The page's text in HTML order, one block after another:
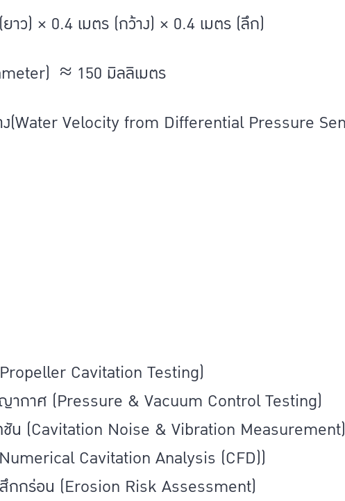
ว) × 0.4 เมตร (กว้าง) × 0.4 เมตร (ลึก)
≈ 150 มิลลิเมตร
าง(Water Velocity from Differential Pressure
Cavitation Testing)
กาศ (Pressure & Vacuum Control Testing)
ตชัน (Cavitation Noise & Vibration Measurement)
(Numerical Cavitation Analysis (CFD))
สึกกร่อน (Erosion Risk Assessment)